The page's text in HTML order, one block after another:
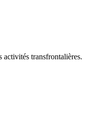
activités transfrontalières.